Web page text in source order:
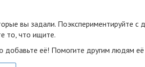
вы задали. Поэкспериментируйте с
то, что ищите.
добавьте её! Помогите другим людям